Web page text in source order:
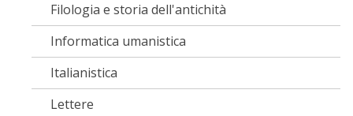
Filologia e storia dell'antichità
Informatica umanistica
Italianistica
Lettere